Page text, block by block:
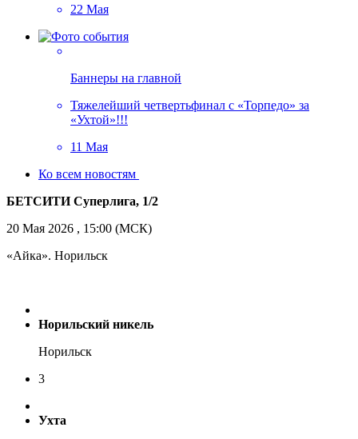
22 Мая
Баннеры на главной
Тяжелейший четвертьфинал с «Торпедо» за
«Ухтой»!!!
11 Мая
Ко всем новостям
БЕТСИТИ Суперлига, 1/2
20 Мая 2026 , 15:00 (МСК)
«Айка». Норильск
Норильский никель
Норильск
3
Ухта